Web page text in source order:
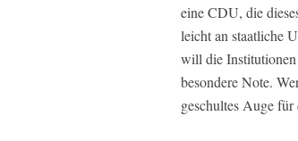
eine CDU, die
leicht an staatliche
will die
besondere Note.
geschultes Auge